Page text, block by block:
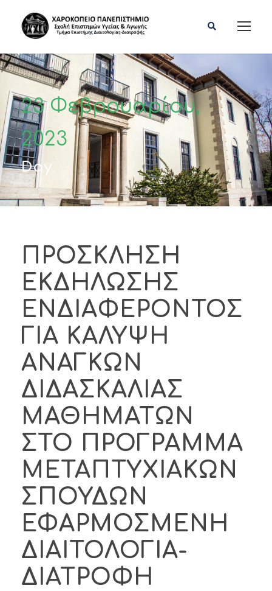
23 Φεβρουαρίου,
2023
Day
ΠΡΟΣΚΛΗΣΗ
ΕΚΔΗΛΩΣΗΣ
ΕΝΔΙΑΦΕΡΟΝΤΟΣ
ΓΙΑ ΚΑΛΥΨΗ
ΑΝΑΓΚΩΝ
ΔΙΔΑΣΚΑΛΙΑΣ
ΜΑΘΗΜΑΤΩΝ
ΣΤΟ ΠΡΟΓΡΑΜΜΑ
ΜΕΤΑΠΤΥΧΙΑΚΩΝ
ΣΠΟΥΔΩΝ
ΕΦΑΡΜΟΣΜΕΝΗ
ΔΙΑΙΤΟΛΟΓΙΑ-
ΔΙΑΤΡΟΦΗ